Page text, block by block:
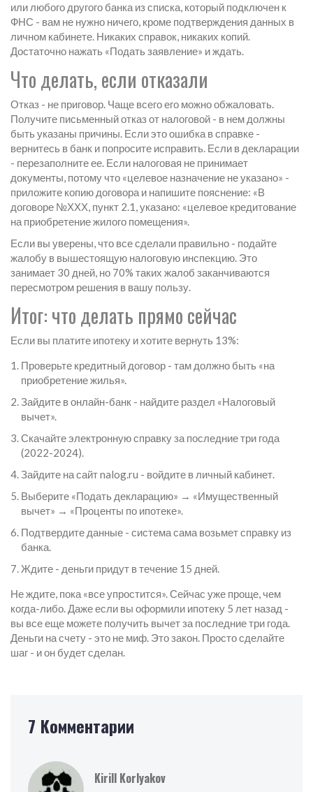
или любого другого банка из списка, который подключен к
ФНС - вам не нужно ничего, кроме подтверждения данных в
личном кабинете. Никаких справок, никаких копий.
Достаточно нажать «Подать заявление» и ждать.
Что делать, если отказали
Отказ - не приговор. Чаще всего его можно обжаловать.
Получите письменный отказ от налоговой - в нем должны
быть указаны причины. Если это ошибка в справке -
вернитесь в банк и попросите исправить. Если в декларации
- перезаполните ее. Если налоговая не принимает
документы, потому что «целевое назначение не указано» -
приложите копию договора и напишите пояснение: «В
договоре №ХХХ, пункт 2.1, указано: «целевое кредитование
на приобретение жилого помещения».
Если вы уверены, что все сделали правильно - подайте
жалобу в вышестоящую налоговую инспекцию. Это
занимает 30 дней, но 70% таких жалоб заканчиваются
пересмотром решения в вашу пользу.
Итог: что делать прямо сейчас
Если вы платите ипотеку и хотите вернуть 13%:
Проверьте кредитный договор - там должно быть «на
приобретение жилья».
Зайдите в онлайн-банк - найдите раздел «Налоговый
вычет».
Скачайте электронную справку за последние три года
(2022-2024).
Зайдите на сайт nalog.ru - войдите в личный кабинет.
Выберите «Подать декларацию» → «Имущественный
вычет» → «Проценты по ипотеке».
Подтвердите данные - система сама возьмет справку из
банка.
Ждите - деньги придут в течение 15 дней.
Не ждите, пока «все упростится». Сейчас уже проще, чем
когда-либо. Даже если вы оформили ипотеку 5 лет назад -
вы все еще можете получить вычет за последние три года.
Деньги на счету - это не миф. Это закон. Просто сделайте
шаг - и он будет сделан.
7 Комментарии
Kirill Korlyakov